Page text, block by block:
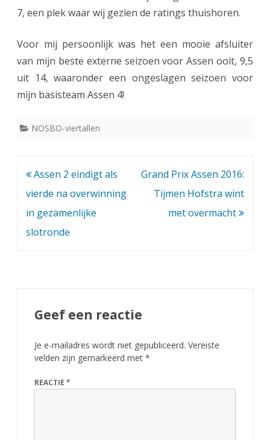
7, een plek waar wij gezien de ratings thuishoren.
Voor mij persoonlijk was het een mooie afsluiter
van mijn beste externe seizoen voor Assen ooit, 9,5
uit 14, waaronder een ongeslagen seizoen voor
mijn basisteam Assen 4!
NOSBO-viertallen
Bericht
navigatie
Assen 2 eindigt als
vierde na overwinning
in gezamenlijke
slotronde
Grand Prix Assen 2016:
Tijmen Hofstra wint
met overmacht
Geef een reactie
Je e-mailadres wordt niet gepubliceerd. Vereiste
velden zijn gemarkeerd met *
REACTIE *